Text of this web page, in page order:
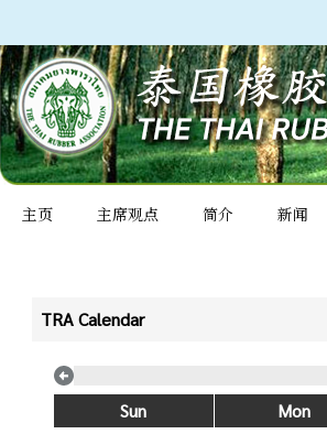
主页 主席观点 简介 新闻
TRA Calendar
Sun Mon